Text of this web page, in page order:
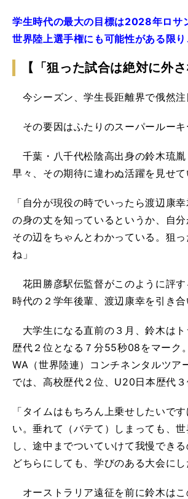
学生時代の最大の目標は2028年ロサ
世界陸上選手権にも可能性がある限り
【「狙った試合は絶対に外
今シーズン、学生長距離界で俄然注
その要因はふたりのスーパールーキ
千葉・八千代松陰高出身の鈴木琉
早々、その期待に違わぬ活躍を見せて
「自分が現役の時でいったら渡辺康
の身の丈を知っているというか、自
その辺をちゃんとわかっている。狙
ね」
花田勝彦駅伝監督がこのように評
時代の２学年後輩、渡辺康幸を引き
大学生になる直前の３月、鈴木は
歴代２位となる７分55秒08をマーク
WA（世界陸連）コンチネンタルツ
では、高校歴代２位、U20日本歴代
「タイムはもちろん上乗せしたいで
い。垂れて（バテて）しまっても、
し、途中までついていけて我慢でき
どちらにしても、学びのある大会にし
オーストラリア遠征を前に鈴木は